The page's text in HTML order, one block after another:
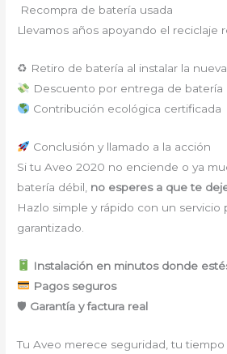
Recompra de batería usada
Llevamos años apoyando el reciclaje
♻ Retiro de batería al instalar la nueva
Descuento por entrega de batería
Contribución ecológica certificada
Conclusión y llamado a la acción
Si tu Aveo 2020 no enciende o ya
batería débil, no esperes a que te
Hazlo simple y rápido con un servicio
garantizado.
Instalación en minutos donde
Pagos seguros
🛡 Garantía y factura real
Tu Aveo merece seguridad, tu